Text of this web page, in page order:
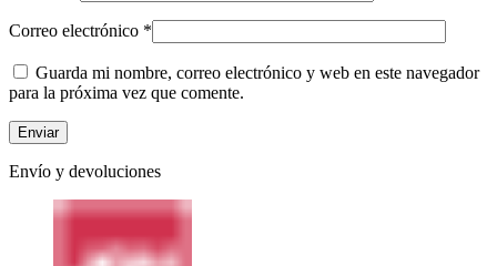
Correo electrónico *
Guarda mi nombre, correo electrónico y web en este navegador
para la próxima vez que comente.
Envío y devoluciones